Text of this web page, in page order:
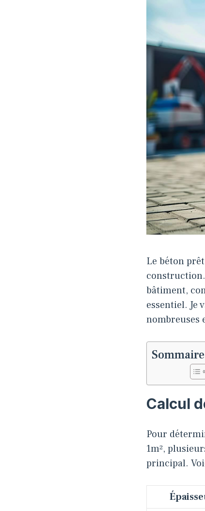
Le béton
bâtiment,
essentiel. Je
nombreuses
Sommaire
Calcul
Pour
1m²,
principal.